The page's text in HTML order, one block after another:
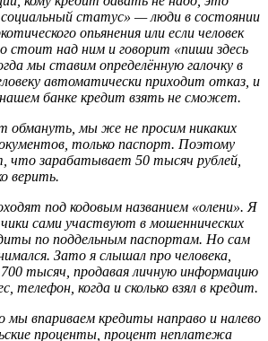
социальный статус» — люди в состоянии
опьянения или если человек
стоит над ним и говорит «пиши здесь
мы ставим определённую галочку в
автоматически приходит отказ, и
нашем банке кредит взять не сможет.
обмануть, мы же не просим никаких
только паспорт. Поэтому
что зарабатывает 50 тысяч рублей,
верить.
под кодовым названием «олени». Я
сами участвуют в мошеннических
по поддельным паспортам. Но сам
Зато я слышал про человека,
тысяч, продавая личную информацию
телефон, когда и сколько взял в кредит.
впариваем кредиты направо и налево
проценты, процент неплатежа